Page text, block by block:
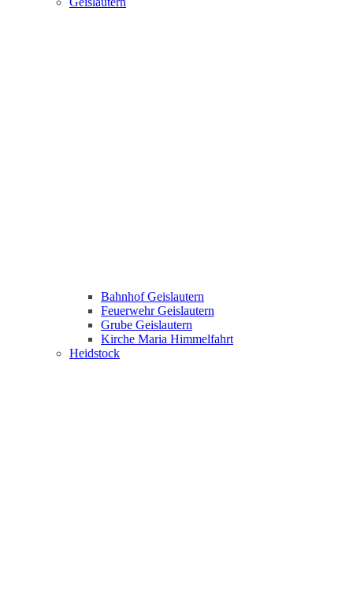
Bahnhof Geislautern
Feuerwehr Geislautern
Grube Geislautern
Kirche Maria Himmelfahrt
Heidstock